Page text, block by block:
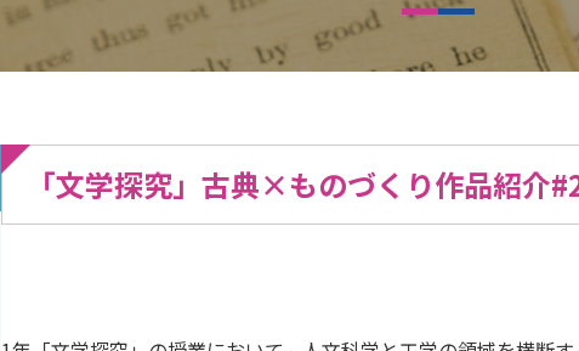
「文学探究」古典×ものづくり作品紹介